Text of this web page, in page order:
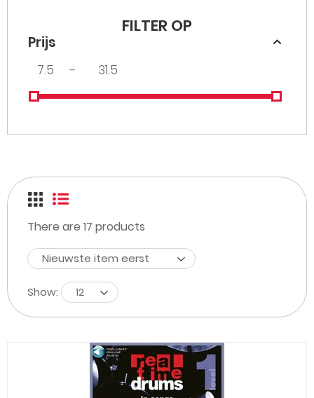
FILTER OP
Prijs
–
There are 17 products
Nieuwste item eerst
Show: 12